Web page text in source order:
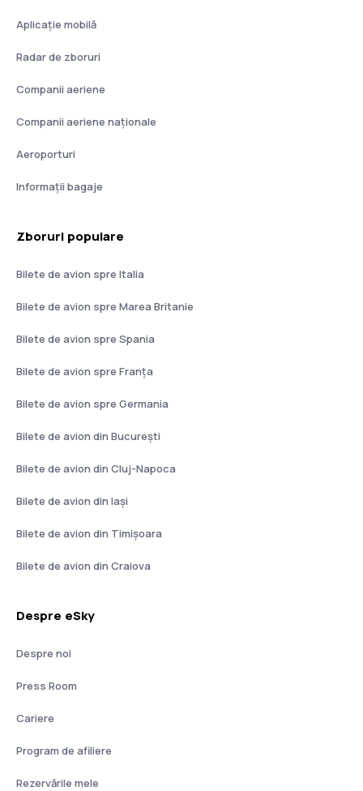
Aplicație mobilă
Radar de zboruri
Companii aeriene
Companii aeriene naţionale
Aeroporturi
Informații bagaje
Zboruri populare
Bilete de avion spre Italia
Bilete de avion spre Marea Britanie
Bilete de avion spre Spania
Bilete de avion spre Franţa
Bilete de avion spre Germania
Bilete de avion din București
Bilete de avion din Cluj-Napoca
Bilete de avion din Iași
Bilete de avion din Timișoara
Bilete de avion din Craiova
Despre eSky
Despre noi
Press Room
Cariere
Program de afiliere
Rezervările mele